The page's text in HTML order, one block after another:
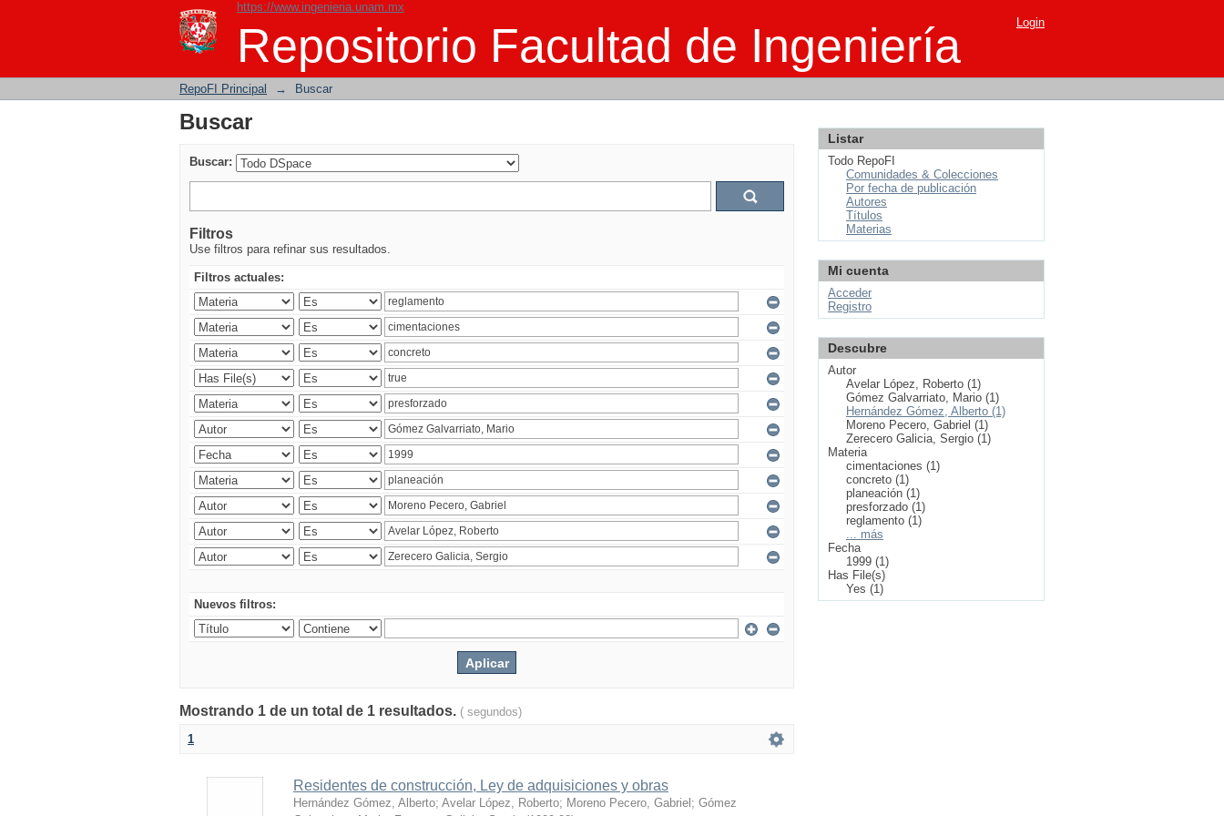
https://www.ingenieria.unam.mx
Repositorio Facultad de Ingeniería
Buscar Login
RepoFI Principal → Buscar
Buscar
Buscar:
Filtros
Use filtros para refinar sus resultados.
Filtros actuales:
Nuevos filtros:
Mostrando 1 de un total de 1 resultados. ( segundos)
1
Residentes de construcción, Ley de adquisiciones y obras
Hernández Gómez, Alberto; Avelar López, Roberto; Moreno Pecero, Gabriel ; Gómez
Listar
Todo RepoFI
Comunidades & Colecciones
Por fecha de publicación
Autores
Títulos
Materias
Mi cuenta
Acceder
Registro
Descubre
Autor
Avelar López, Roberto (1)
Gómez Galvarriato, Mario (1)
Hernández Gómez, Alberto (1)
Moreno Pecero, Gabriel (1)
Zerecero Galicia, Sergio (1)
Materia
cimentaciones (1)
concreto (1)
planeación (1)
presforzado (1)
reglamento (1)
... más
Fecha
1999 (1)
Has File(s)
Yes (1)